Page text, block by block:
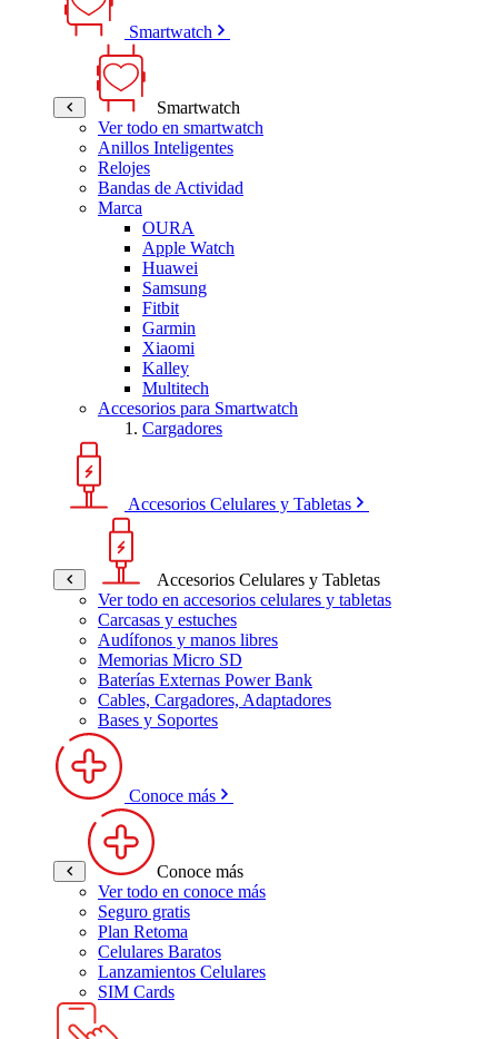
Smartwatch
Smartwatch
Ver todo en smartwatch
Anillos Inteligentes
Relojes
Bandas de Actividad
Marca
OURA
Apple Watch
Huawei
Samsung
Fitbit
Garmin
Xiaomi
Kalley
Multitech
Accesorios para Smartwatch
Cargadores
Accesorios Celulares y Tabletas
Accesorios Celulares y Tabletas
Ver todo en accesorios celulares y tabletas
Carcasas y estuches
Audífonos y manos libres
Memorias Micro SD
Baterías Externas Power Bank
Cables, Cargadores, Adaptadores
Bases y Soportes
Conoce más
Conoce más
Ver todo en conoce más
Seguro gratis
Plan Retoma
Celulares Baratos
Lanzamientos Celulares
SIM Cards